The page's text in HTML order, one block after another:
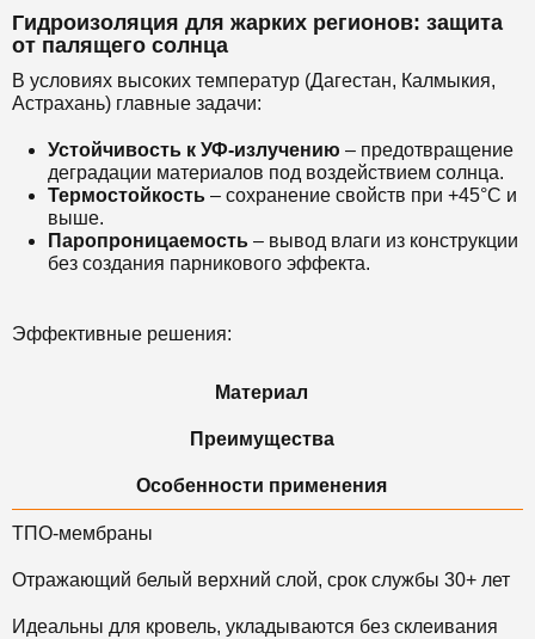
Гидроизоляция для жарких регионов: защита
от палящего солнца
В условиях высоких температур (Дагестан, Калмыкия,
Астрахань) главные задачи:
Устойчивость к УФ-излучению – предотвращение
деградации материалов под воздействием солнца.
Термостойкость – сохранение свойств при +45°C и
выше.
Паропроницаемость – вывод влаги из конструкции
без создания парникового эффекта.
Эффективные решения:
Материал
Преимущества
Особенности применения
ТПО-мембраны
Отражающий белый верхний слой, срок службы 30+ лет
Идеальны для кровель, укладываются без склеивания